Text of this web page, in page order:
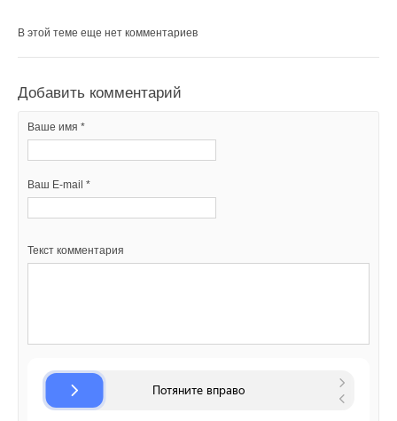
В этой теме еще нет комментариев
Добавить комментарий
Ваше имя *
Ваш E-mail *
Текст комментария
Ваш E-mail *